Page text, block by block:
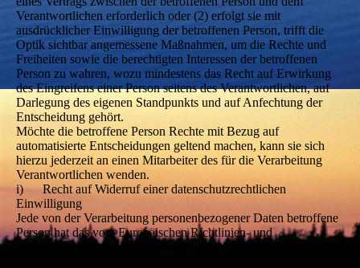
Verantwortlichen erforderlich oder (2) erfolgt sie mit
ausdrücklicher Einwilligung der betroffenen Person, trifft die
Optik sichtbar angemessene Maßnahmen, um die Rechte und
Freiheiten sowie die berechtigten Interessen der betroffenen
Person zu wahren, wozu mindestens das Recht auf Erwirkung
des Eingreifens einer Person seitens des Verantwortlichen, auf
Darlegung des eigenen Standpunkts und auf Anfechtung der
Entscheidung gehört.
Möchte die betroffene Person Rechte mit Bezug auf
automatisierte Entscheidungen geltend machen, kann sie sich
hierzu jederzeit an einen Mitarbeiter des für die Verarbeitung
Verantwortlichen wenden.
i) Recht auf Widerruf einer datenschutzrechtlichen
Einwilligung
Jede von der Verarbeitung personenbezogener Daten betroffene
Person hat das vom Europäischen Richtlinien- und
Verordnungsgeber gewährte Recht, eine Einwilligung zur